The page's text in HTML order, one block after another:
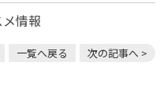
情報
一覧へ戻る 次の記事へ >